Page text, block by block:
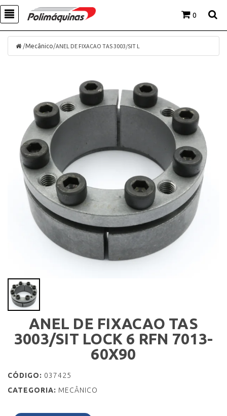
0
/Mecânico/ANEL DE FIXACAO TAS 3003/SIT L
ANEL DE FIXACAO TAS
3003/SIT LOCK 6 RFN 7013-
60X90
CÓDIGO: 037425
CATEGORIA: MECÂNICO